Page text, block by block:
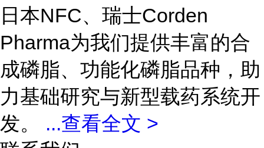
日本NFC、瑞士Corden
Pharma为我们提供丰富的合
成磷脂、功能化磷脂品种，助
力基础研究与新型载药系统开
发。 ...查看全文 >